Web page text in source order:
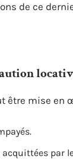
de ce
être mise en
acquittées par